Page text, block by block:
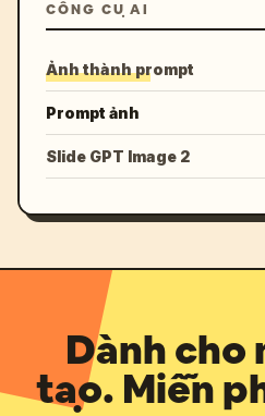
CÔNG CỤ AI
Ảnh thành prompt
Prompt ảnh
Slide GPT Image 2
Dành cho
tạo. Miễn